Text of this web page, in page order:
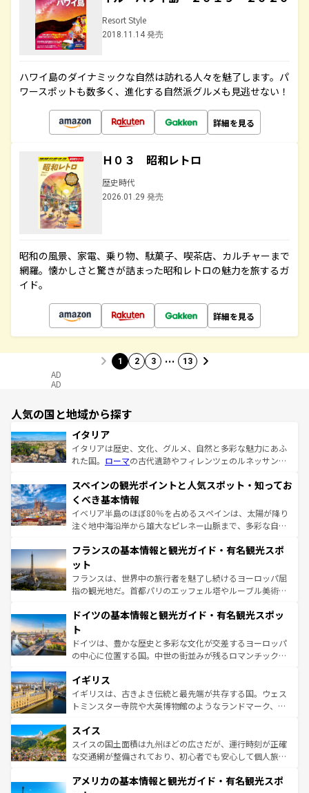
Resort Style
2018.11.14 発売
ハワイ島のダイナミックな自然は訪れる人々を魅了します。パ
ワースポットも数多く、進化する自然派グルメも見逃せない！
詳細を見る
Ｈ０３ 昭和レトロ
歴史時代
2026.01.29 発売
昭和の風景、家電、乗り物、駄菓子、喫茶店、カルチャーまで
網羅。懐かしさと驚きが詰まった昭和レトロの魅力を旅するガ
イド。
詳細を見る
1 2 3 … 13
AD
AD
人気の国と地域から探す
イタリア
イタリアは歴史、文化、グルメ、自然と多彩な魅力にあふ
れた国。 ローマの古代遺跡やフィレンツェのルネッサンス
ろん、トスカーナの美しい田園風景やアマルフィ海岸の絶
景など、自然景観も見逃せない。観光の合間には、本場の
ピザやパスタなど、絶品のイタリア料理を堪能することも
できる。朝目覚めてから夜眠るまで、すべての瞬間を楽し
なお、新着のイタリア情報はコンテンツ一覧を参照してほ
しい。
スペインの観光ポイントと人気スポット・知ってお
くべき基本情報
イベリア半島のほぼ80％を占めるスペインは、太陽が降り
注ぐ地中海沿岸から雄大なピレネー山脈まで、多彩な自然
文化が根付くこの国では、情熱的なフラメンコ、熱気あふ
れる闘牛、そして美味しいタパスが生活の一部となってい
る。首都マドリードの洗練された雰囲気や、バルセロナの
アートに溢れた街角から、地方では古代ローマ遺跡や中世
せる。地方によって風土や気候が異なるスペインはその個
ンテンツ一覧 を参照してほしい。
フランスの基本情報と観光ガイド・有名観光スポ
ット
フランスは、世界中の旅行者を魅了し続けるヨーロッパ屈
指の観光地だ。首都パリのエッフェル塔やルーブル美術館
で、幅広い魅力が詰まっている。華麗な宮殿、歴史的な大
聖堂、美しいビーチ、そして豊かな自然が、訪れる者を心
から魅了する。また、フランスは美食の国としても知ら
れ、フランス料理はユネスコ無形文化遺産にも登録されて
香り高いラベンダー畑など、多彩な楽しみ方が可能だ。さ
らに、パリ以外の地域にも魅力が溢れており、どの街角に
も豊かな歴史と文化が息づいている。パリ以外の個性あふ
を参照してほしい。
ドイツの基本情報と観光ガイド・有名観光スポッ
ト
ドイツは、豊かな歴史と多彩な文化が交差するヨーロッパ
の中心に位置する国。中世の街並みが残るロマンチック街
顔を持つこの国は、どこを歩いても飽きることがない。ベ
ルリンの文化的活気、バイエルン州のアルプスの絶景、そ
してライン川沿いのワイン畑といった風景は必見。ビール
は、お酒好きな人にはぜひ体験してほしい。 なお、新着の
ドイツ情報はコンテンツ一覧を参照してほしい。
イギリス
イギリスは、古きよき伝統と最先端が共存する国。ウェス
トミンスター寺院や大英博物館のようなランドマーク、歴
リアごとに異なる魅力がある。また、優雅なアフタヌーン
ティー、ビール好きにはたまらない英国パブ、サッカー観
戦など、本場だからこそできる体験も豊富。イギリスを旅
ンツ一覧を参照してほしい。
スイス
スイスの国土面積は九州ほどの広さだが、運行時刻が正確
な交通網が整備されており、初心者でも安心して個人旅行
の建物がそのまま残る町や、スイスならではのユニークな
アメリカの基本情報と観光ガイド・有名観光スポ